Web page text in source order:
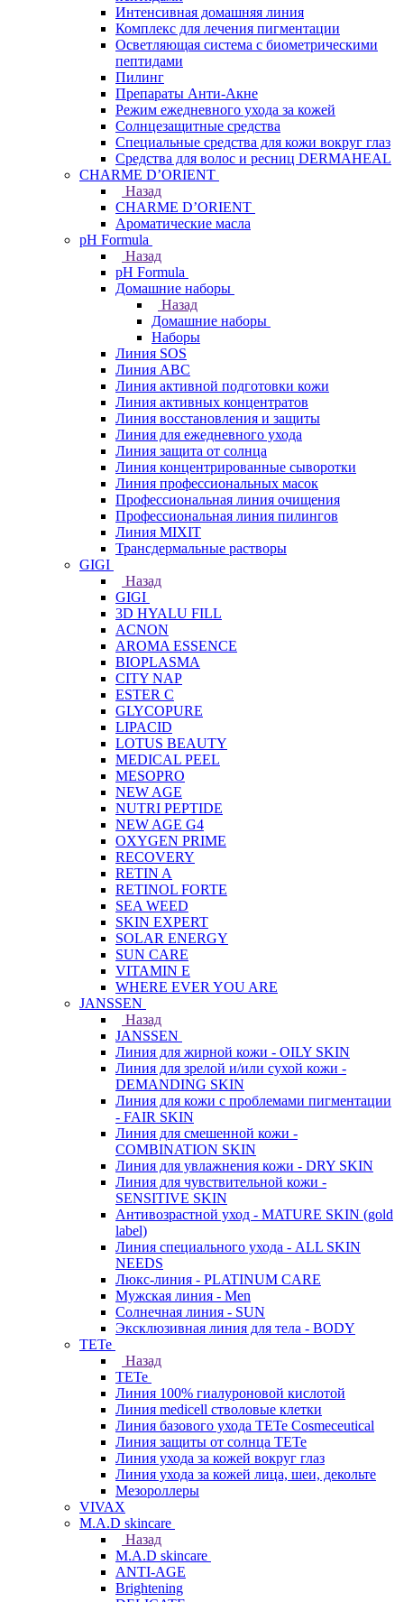
Интенсивная домашняя линия
Комплекс для лечения пигментации
Осветляющая система с биометрическими
пептидами
Пилинг
Препараты Анти-Акне
Режим ежедневного ухода за кожей
Солнцезащитные средства
Специальные средства для кожи вокруг глаз
Средства для волос и ресниц DERMAHEAL
CHARME D’ORIENT
Назад
CHARME D’ORIENT
Ароматические масла
pH Formula
Назад
pH Formula
Домашние наборы
Назад
Домашние наборы
Наборы
Линия SOS
Линия АВС
Линия активной подготовки кожи
Линия активных концентратов
Линия восстановления и защиты
Линия для ежедневного ухода
Линия защита от солнца
Линия концентрированные сыворотки
Линия профессиональных масок
Профессиональная линия очищения
Профессиональная линия пилингов
Линия MIXIT
Трансдермальные растворы
GIGI
Назад
GIGI
3D HYALU FILL
ACNON
AROMA ESSENCE
BIOPLASMA
CITY NAP
ESTER C
GLYCOPURE
LIPACID
LOTUS BEAUTY
MEDICAL PEEL
MESOPRO
NEW AGE
NUTRI PEPTIDE
NEW AGE G4
OXYGEN PRIME
RECOVERY
RETIN A
RETINOL FORTE
SEA WEED
SKIN EXPERT
SOLAR ENERGY
SUN CARE
VITAMIN E
WHERE EVER YOU ARE
JANSSEN
Назад
JANSSEN
Линия для жирной кожи - OILY SKIN
Линия для зрелой и/или сухой кожи -
DEMANDING SKIN
Линия для кожи с проблемами пигментации
- FAIR SKIN
Линия для смешенной кожи -
COMBINATION SKIN
Линия для увлажнения кожи - DRY SKIN
Линия для чувствительной кожи -
SENSITIVE SKIN
Антивозрастной уход - MATURE SKIN (gold
label)
Линия специального ухода - ALL SKIN
NEEDS
Люкс-линия - PLATINUM CARE
Мужская линия - Men
Солнечная линия - SUN
Эксклюзивная линия для тела - BODY
TETe
Назад
TETe
Линия 100% гиалуроновой кислотой
Линия medicell стволовые клетки
Линия базового ухода TETe Cosmeceutical
Линия защиты от солнца TETe
Линия ухода за кожей вокруг глаз
Линия ухода за кожей лица, шеи, декольте
Мезороллеры
VIVAX
M.A.D skincare
Назад
M.A.D skincare
ANTI-AGE
Brightening